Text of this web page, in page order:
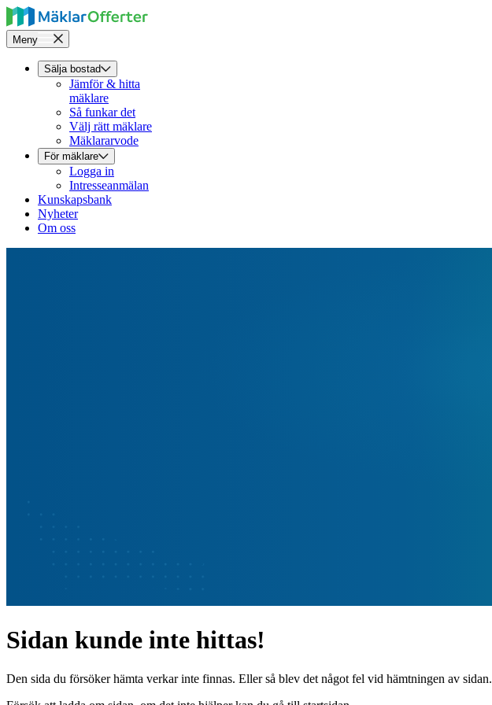
Meny
Sälja bostad
Jämför & hitta
mäklare
Så funkar det
Välj rätt mäklare
Mäklararvode
För mäklare
Logga in
Intresseanmälan
Kunskapsbank
Nyheter
Om oss
Sidan kunde inte hittas!
Den sida du försöker hämta verkar inte finnas. Eller så blev det något fel vid hämtningen av sidan.